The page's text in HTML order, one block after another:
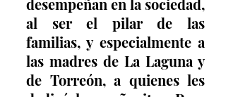
al ser el pilar de las
familias, y especialmente a
las madres de La Laguna y
de Torreón, a quienes les